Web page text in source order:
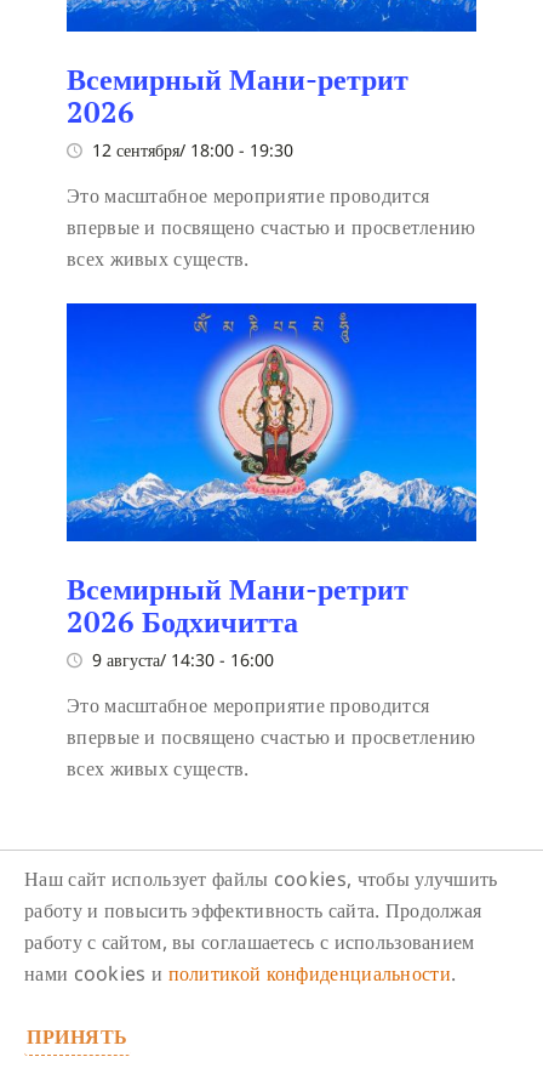
Всемирный Мани-ретрит
2026
12 сентября/ 18:00 - 19:30
Это масштабное мероприятие проводится
впервые и посвящено счастью и просветлению
всех живых существ.
Всемирный Мани-ретрит
2026 Бодхичитта
9 августа/ 14:30 - 16:00
Это масштабное мероприятие проводится
впервые и посвящено счастью и просветлению
всех живых существ.
Следите за нами в соцсетях
Наш сайт использует файлы cookies, чтобы улучшить
работу и повысить эффективность сайта. Продолжая
работу с сайтом, вы соглашаетесь с использованием
нами cookies и политикой конфиденциальности.
ПРИНЯТЬ